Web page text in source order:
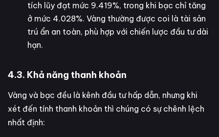
tích lũy đạt mức 9.419%, trong khi bạc chỉ tăng
ở mức 4.028%. Vàng thường được coi là tài sản
trú ẩn an toàn, phù hợp với chiến lược đầu tư dài
hạn.
4.3. Khả năng thanh khoản
Vàng và bạc đều là kênh đầu tư hấp dẫn, nhưng khi
xét đến tính thanh khoản thì chúng có sự chênh lệch
nhất định: